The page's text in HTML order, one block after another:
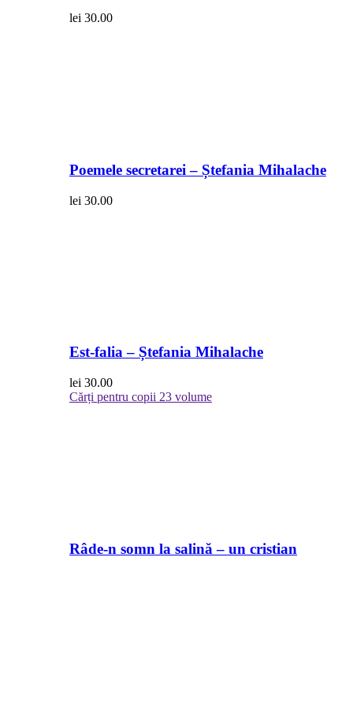
lei 30.00
Poemele secretarei – Ștefania Mihalache
lei 30.00
Est-falia – Ștefania Mihalache
lei 30.00
Cărți pentru copii 23 volume
Râde-n somn la salină – un cristian